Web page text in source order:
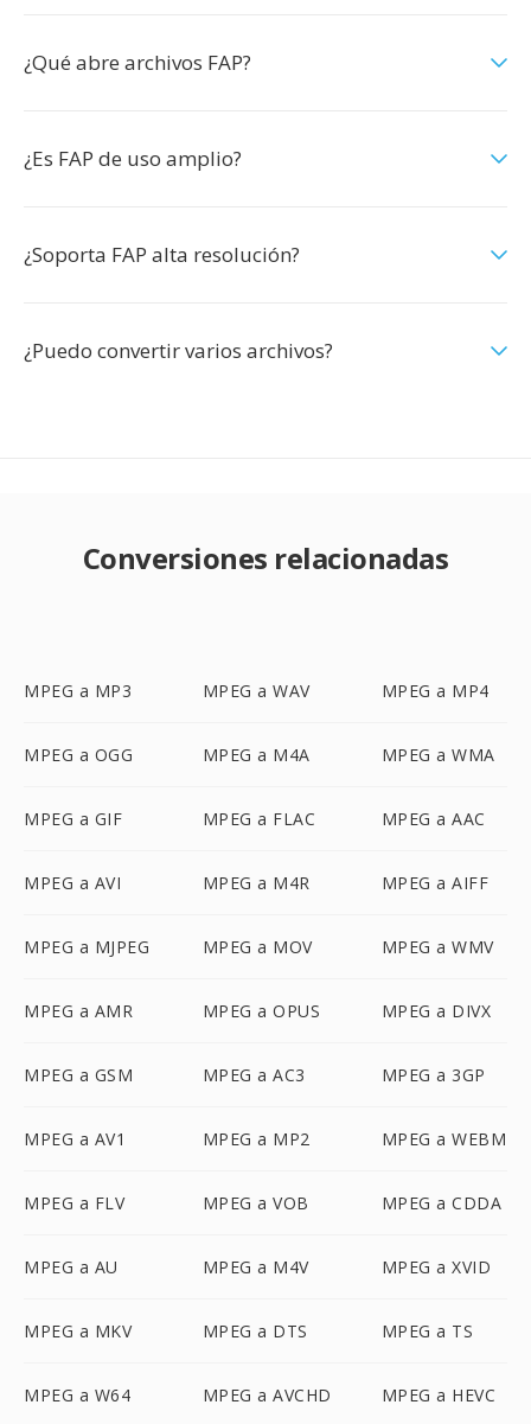
¿Qué abre archivos FAP?
¿Es FAP de uso amplio?
¿Soporta FAP alta resolución?
¿Puedo convertir varios archivos?
Conversiones relacionadas
MPEG a MP3 MPEG a WAV MPEG a MP4
MPEG a OGG MPEG a M4A MPEG a WMA
MPEG a GIF MPEG a FLAC MPEG a AAC
MPEG a AVI MPEG a M4R MPEG a AIFF
MPEG a MJPEG MPEG a MOV MPEG a WMV
MPEG a AMR MPEG a OPUS MPEG a DIVX
MPEG a GSM MPEG a AC3 MPEG a 3GP
MPEG a AV1 MPEG a MP2 MPEG a WEBM
MPEG a FLV MPEG a VOB MPEG a CDDA
MPEG a AU MPEG a M4V MPEG a XVID
MPEG a MKV MPEG a DTS MPEG a TS
MPEG a W64 MPEG a AVCHD MPEG a HEVC